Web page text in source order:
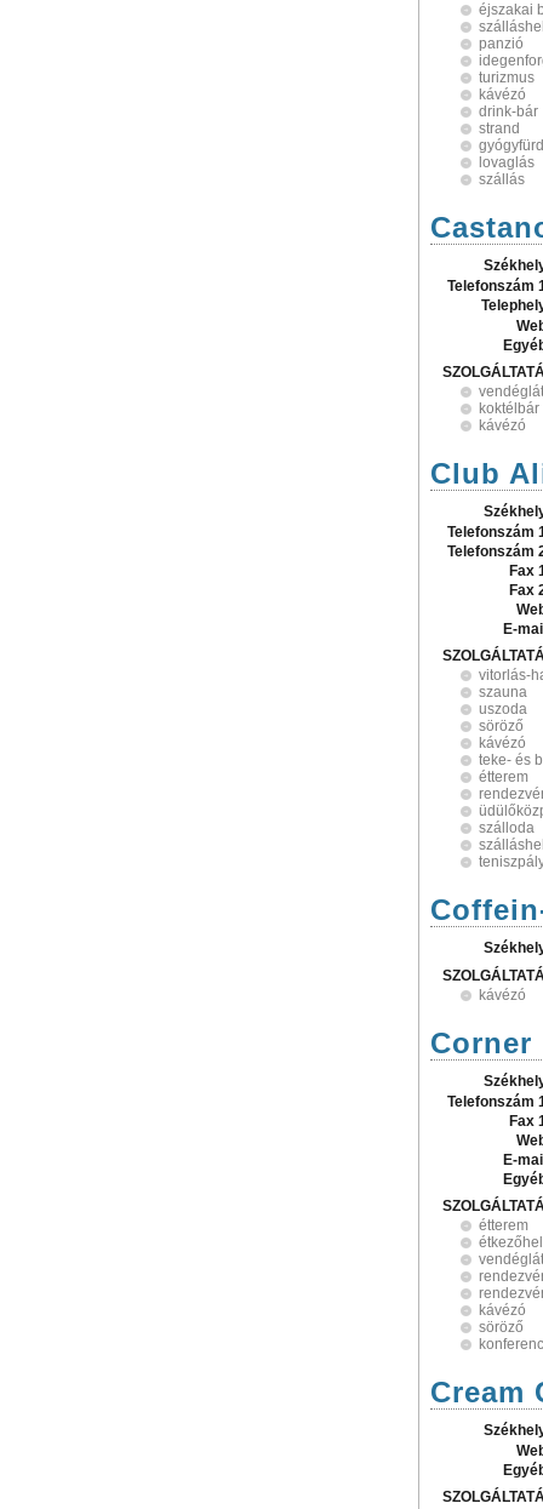
éjszakai
panzió
turizmus
kávézó
drink-bár
strand
lovaglás
szállás
Telefonszám
koktélbár
kávézó
Club
Telefonszám
Telefonszám
Fax
Fax
E-
vitorlás-
szauna
uszoda
söröző
kávézó
teke- és
étterem
szálloda
kávézó
Corner
Telefonszám
Fax
E-
étterem
kávézó
söröző
Cream